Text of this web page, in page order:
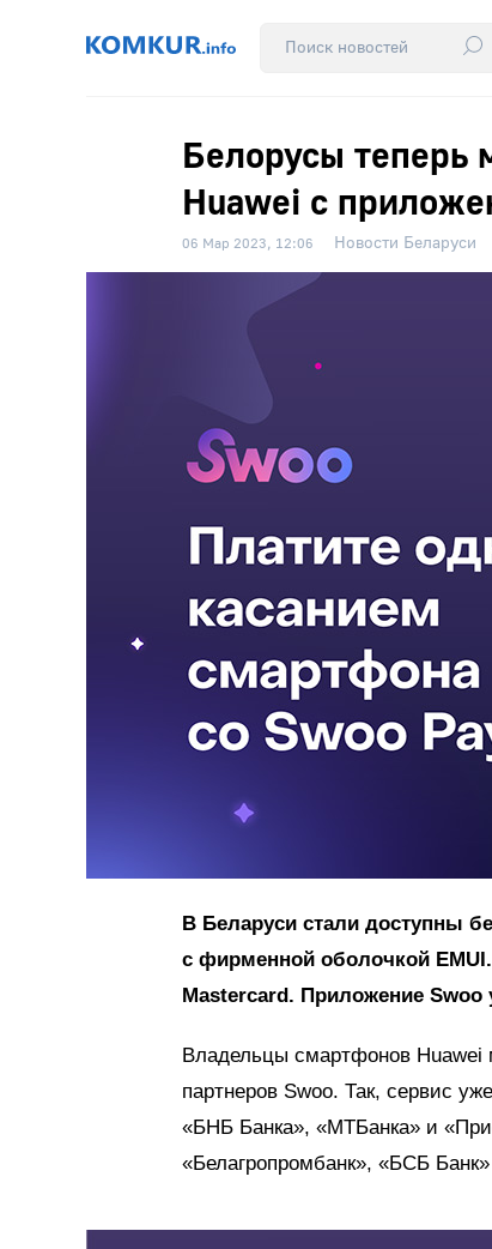
Белорусы теперь
Huawei с
06 Мар 2023, 12:06 Новости Беларуси
В Беларуси стали доступны
с фирменной оболочкой
Mastercard. Приложение Swoo
Владельцы смартфонов Huawei
партнеров Swoo. Так, сервис
«БНБ Банка», «МТБанка» и
«Белагропромбанк», «БСБ